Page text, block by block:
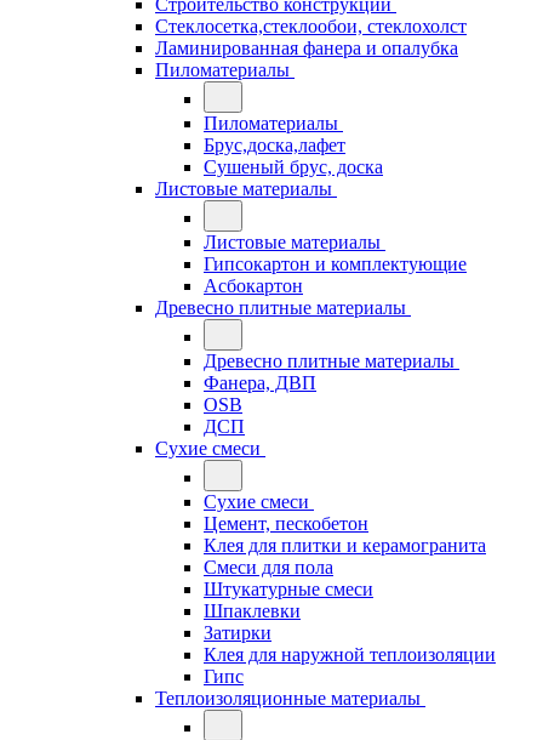
Строительство конструкций
Стеклосетка,стеклообои, стеклохолст
Ламинированная фанера и опалубка
Пиломатериалы
Пиломатериалы
Брус,доска,лафет
Сушеный брус, доска
Листовые материалы
Листовые материалы
Гипсокартон и комплектующие
Асбокартон
Древесно плитные материалы
Древесно плитные материалы
Фанера, ДВП
OSB
ДСП
Сухие смеси
Сухие смеси
Цемент, пескобетон
Клея для плитки и керамогранита
Смеси для пола
Штукатурные смеси
Шпаклевки
Затирки
Клея для наружной теплоизоляции
Гипс
Теплоизоляционные материалы